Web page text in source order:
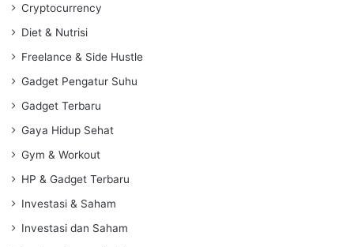
Cryptocurrency
Diet & Nutrisi
Freelance & Side Hustle
Gadget Pengatur Suhu
Gadget Terbaru
Gaya Hidup Sehat
Gym & Workout
HP & Gadget Terbaru
Investasi & Saham
Investasi dan Saham